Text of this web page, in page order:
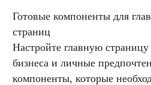
Готовые компоненты для
страниц
Настройте главную страницу
бизнеса и личные
компоненты, которые